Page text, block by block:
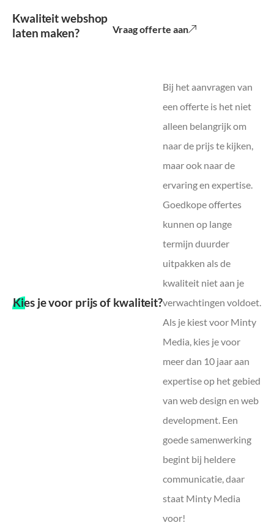
Kwaliteit webshop
laten maken?
Vraag offerte aan
Kies je voor prijs of kwaliteit?
Bij het aanvragen van
een offerte is het niet
alleen belangrijk om
naar de prijs te kijken,
maar ook naar de
ervaring en expertise.
Goedkope offertes
kunnen op lange
termijn duurder
uitpakken als de
kwaliteit niet aan je
verwachtingen voldoet.
Als je kiest voor Minty
Media, kies je voor
meer dan 10 jaar aan
expertise op het gebied
van web design en web
development. Een
goede samenwerking
begint bij heldere
communicatie, daar
staat Minty Media
voor!